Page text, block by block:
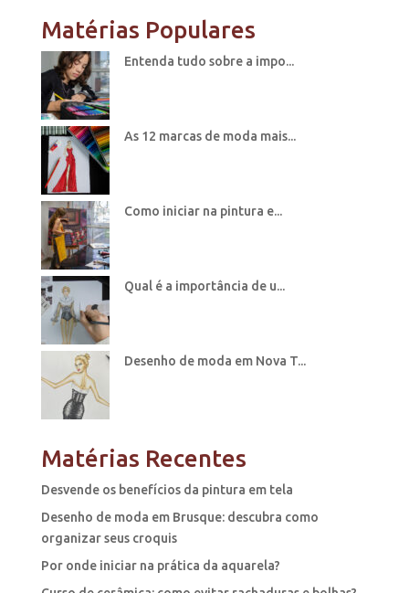
Matérias Populares
Entenda tudo sobre a impo...
As 12 marcas de moda mais...
Como iniciar na pintura e...
Qual é a importância de u...
Desenho de moda em Nova T...
Matérias Recentes
Desvende os benefícios da pintura em tela
Desenho de moda em Brusque: descubra como
organizar seus croquis
Por onde iniciar na prática da aquarela?